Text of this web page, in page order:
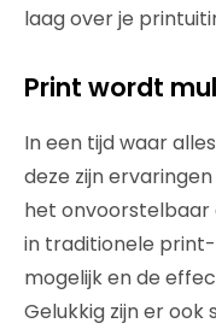
laag over je
Print wordt
In een tijd waar
deze zijn
het onvoorstelbaar
in traditionele
mogelijk en de
Gelukkig zijn er